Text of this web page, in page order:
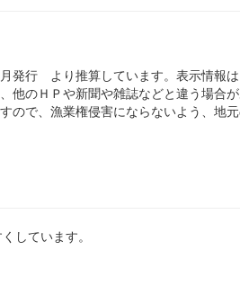
より推算しています。表示情報は
のＨＰや新聞や雑誌などと違う場合が
で、漁業権侵害にならないよう、地
しています。